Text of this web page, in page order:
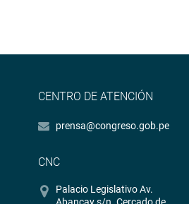
CENTRO DE ATENCIÓN
prensa@congreso.gob.pe
CNC
Palacio Legislativo Av.